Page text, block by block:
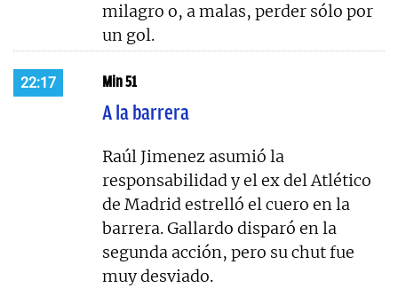
milagro o, a malas, perder sólo por
un gol.
22:17 Min 51
A la barrera
Raúl Jimenez asumió la
responsabilidad y el ex del Atlético
de Madrid estrelló el cuero en la
barrera. Gallardo disparó en la
segunda acción, pero su chut fue
muy desviado.